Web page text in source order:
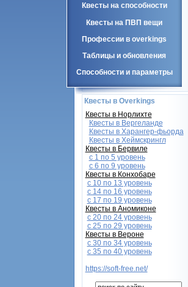
Квесты на способности
Квесты на ПВП вещи
Профессии в overkings
Таблицы и обновления
Способности и параметры
Квесты в Overkings
Квесты в Норлихте
Квесты в Вергеланде
Квесты в Харангер-фьорда
Квесты в Хеймскрингл
Квесты в Бервиле
с 1 по 5 уровень
с 6 по 9 уровень
Квесты в Конхобаре
c 10 по 13 уровень
с 14 по 16 уровень
с 17 по 19 уровень
Квесты в Аномиконе
с 20 по 24 уровень
с 25 по 29 уровень
Квесты в Вероне
с 30 по 34 уровень
с 35 по 40 уровень
https://soft-free.net/